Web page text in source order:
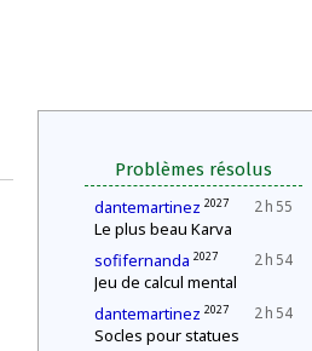
Problèmes résolus
2 h 55
dantemartinez 2027
Le plus beau Karva
2 h 54
sofifernanda 2027
Jeu de calcul mental
2 h 54
dantemartinez 2027
Socles pour statues